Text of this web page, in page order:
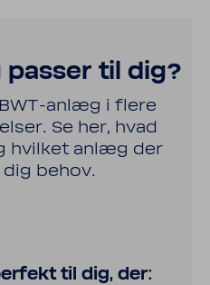
til dig?
​anlæg i flere
Se her, hvad
hvilket anlæg der
behov.
til dig, der: